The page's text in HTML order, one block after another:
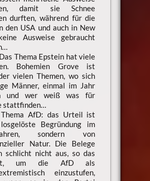
damit sie Schnee
durften, während für die
den USA und auch in New
Ausweise gebraucht
Thema Epstein hat viele
Bohemien Grove ist
vielen Themen, wo sich
Männer, einmal im Jahr
und wer weiß was für
stattfinden…
AfD: das Urteil ist
Begründung im
sondern von
Natur. Die Belege
schlicht nicht aus, so das
um die AfD als
einzustufen,